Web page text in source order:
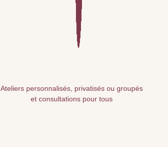
Ateliers personnalisés, privatisés ou groupés
et consultations pour tous